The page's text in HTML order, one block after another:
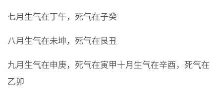
七月生气在丁午，死气在子癸
八月生气在未坤，死气在艮丑
九月生气在申庚，死气在寅甲十月生气在辛酉，死气在
乙卯